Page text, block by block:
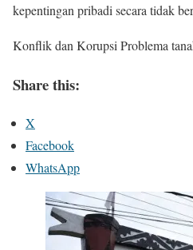
kepentingan pribadi secara tidak
Konflik dan Korupsi Problema
Share this:
X
Facebook
WhatsApp